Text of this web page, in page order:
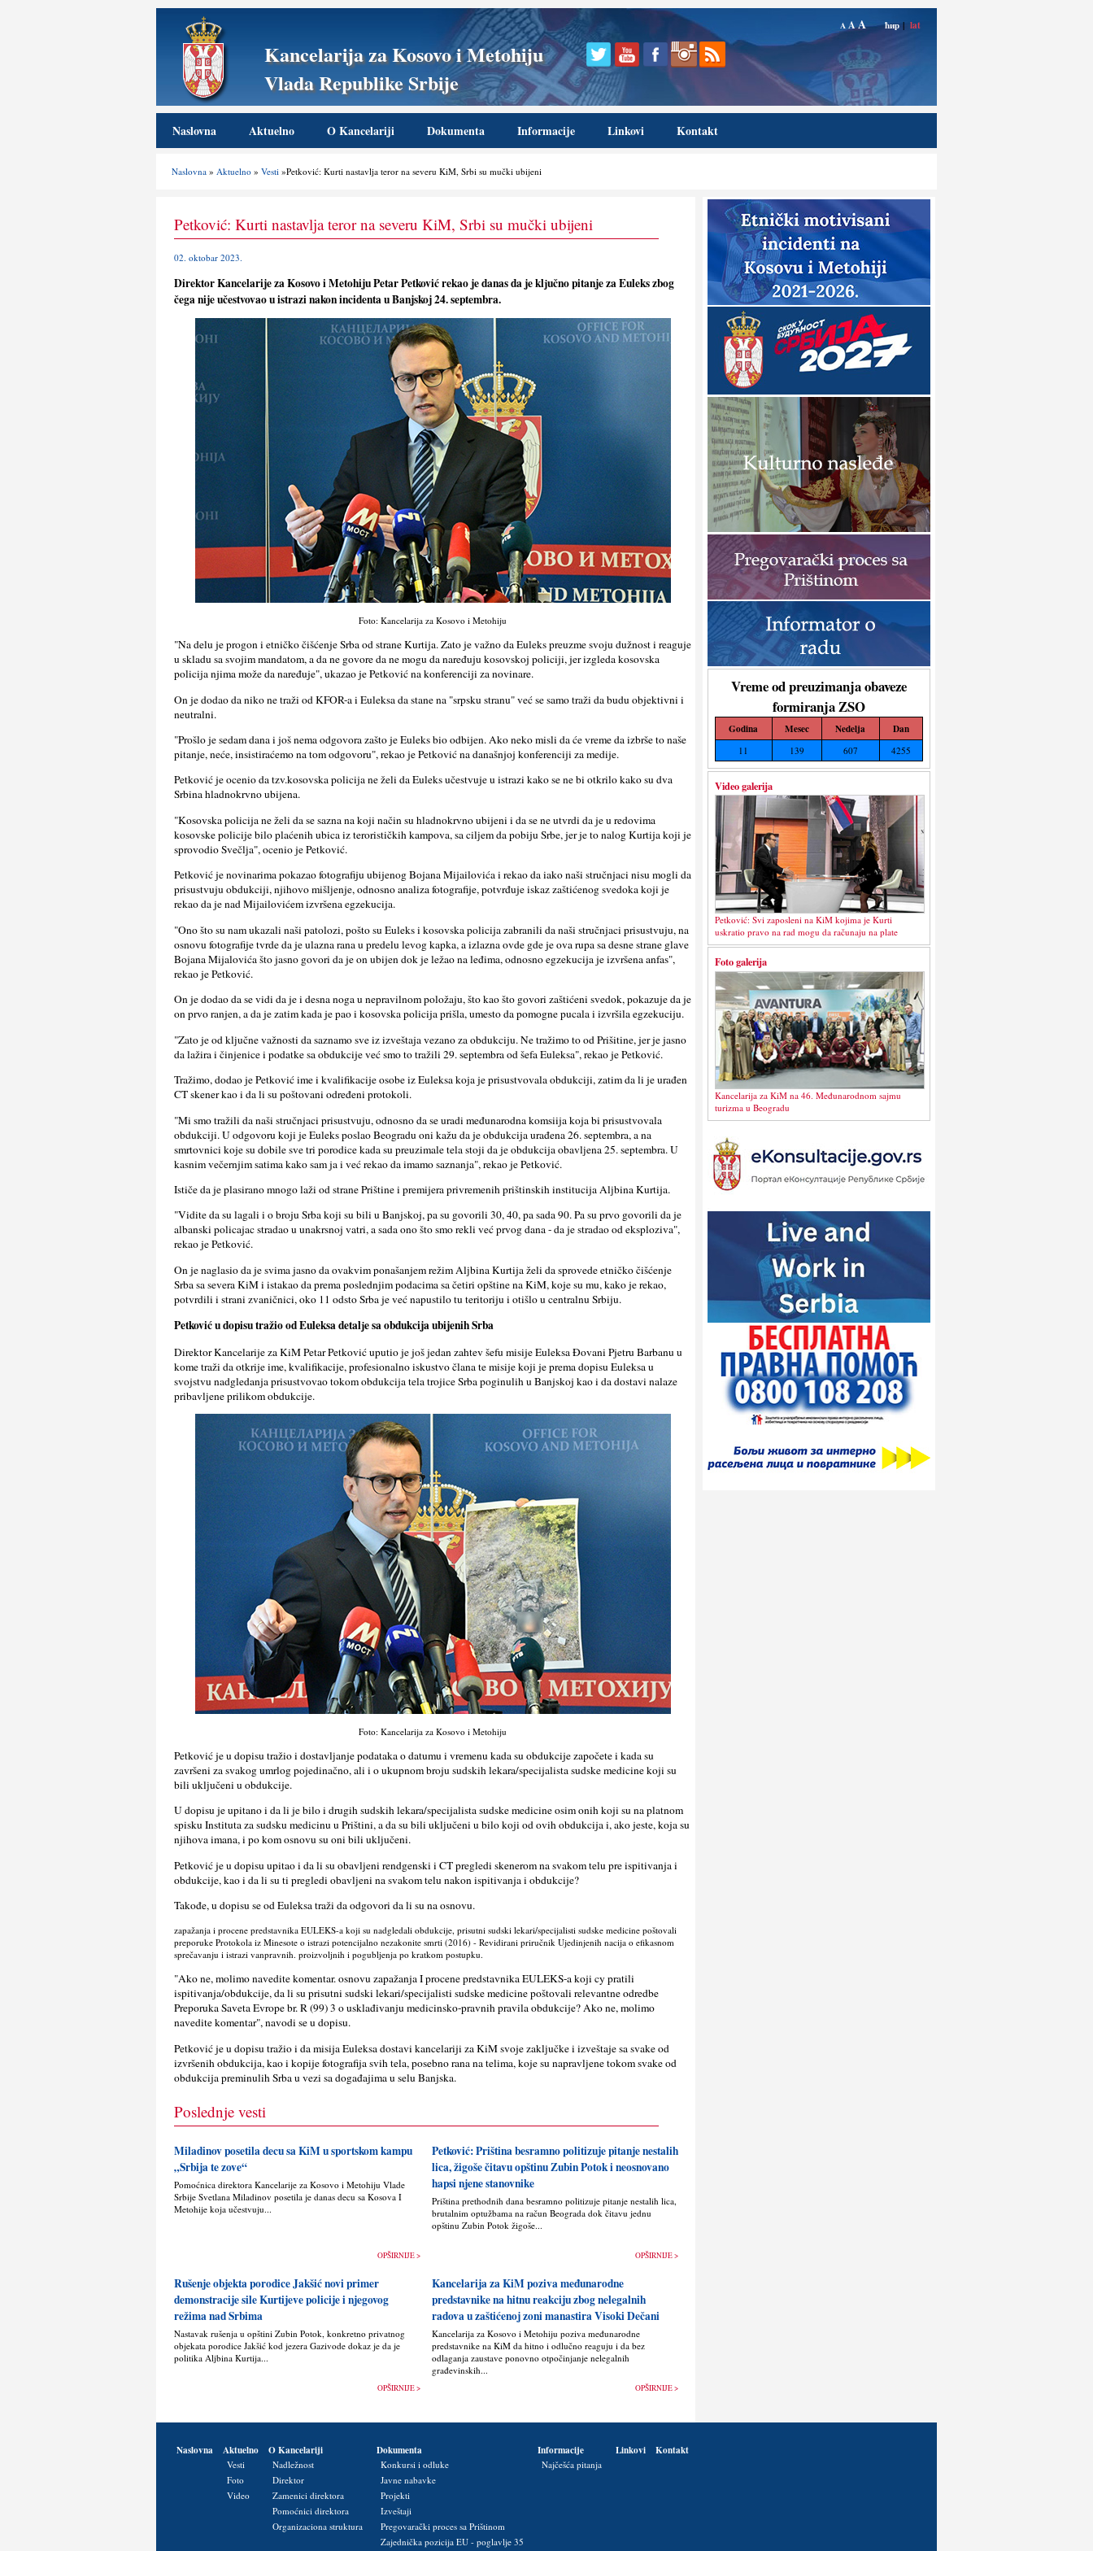
Kancelarija za Kosovo i Metohiju
Vlada Republike Srbije
A AA ћир | lat
Naslovna Aktuelno O Kancelariji Dokumenta Informacije Linkovi Kontakt
Naslovna »Aktuelno »Vesti »Petković: Kurti nastavlјa teror na severu KiM, Srbi su mučki ubijeni
Vreme od preuzimanja obaveze
formiranja ZSO
Godina Mesec Nedelja Dan
11 139 607 4255
Video galerija
Petković: Svi zaposleni na KiM kojima je Kurti
uskratio pravo na rad mogu da računaju na plate
Foto galerija
Kancelarija za KiM na 46. Međunarodnom sajmu
turizma u Beogradu
Petković: Kurti nastavlјa teror na severu KiM, Srbi su mučki ubijeni
02. oktobar 2023.
Direktor Kancelarije za Kosovo i Metohiju Petar Petković rekao je danas da je klјučno pitanje za Euleks zbog
čega nije učestvovao u istrazi nakon incidenta u Banjskoj 24. septembra.
Foto: Kancelarija za Kosovo i Metohiju
"Na delu je progon i etničko čišćenje Srba od strane Kurtija. Zato je važno da Euleks preuzme svoju dužnost i reaguje
u skladu sa svojim mandatom, a da ne govore da ne mogu da naređuju kosovskoj policiji, jer izgleda kosovska
policija njima može da naređuje", ukazao je Petković na konferenciji za novinare.
On je dodao da niko ne traži od KFOR-a i Euleksa da stane na "srpsku stranu" već se samo traži da budu objektivni i
neutralni.
"Prošlo je sedam dana i još nema odgovora zašto je Euleks bio odbijen. Ako neko misli da će vreme da izbrše to naše
pitanje, neće, insistiraćemo na tom odgovoru", rekao je Petković na današnjoj konferenciji za medije.
Petković je ocenio da tzv.kosovska policija ne želi da Euleks učestvuje u istrazi kako se ne bi otkrilo kako su dva
Srbina hladnokrvno ubijena.
"Kosovska policija ne želi da se sazna na koji način su hladnokrvno ubijeni i da se ne utvrdi da je u redovima
kosovske policije bilo plaćenih ubica iz terorističkih kampova, sa cilјem da pobiju Srbe, jer je to nalog Kurtija koji je
sprovodio Svečlјa", ocenio je Petković.
Petković je novinarima pokazao fotografiju ubijenog Bojana Mijailovića i rekao da iako naši stručnjaci nisu mogli da
prisustvuju obdukciji, njihovo mišlјenje, odnosno analiza fotografije, potvrđuje iskaz zaštićenog svedoka koji je
rekao da je nad Mijailovićem izvršena egzekucija.
"Ono što su nam ukazali naši patolozi, pošto su Euleks i kosovska policija zabranili da naši stručnjaci prisustvuju, na
osnovu fotografije tvrde da je ulazna rana u predelu levog kapka, a izlazna ovde gde je ova rupa sa desne strane glave
Bojana Mijalovića što jasno govori da je on ubijen dok je ležao na leđima, odnosno egzekucija je izvršena anfas",
rekao je Petković.
On je dodao da se vidi da je i desna noga u nepravilnom položaju, što kao što govori zaštićeni svedok, pokazuje da je
on prvo ranjen, a da je zatim kada je pao i kosovska policija prišla, umesto da pomogne pucala i izvršila egzekuciju.
"Zato je od klјučne važnosti da saznamo sve iz izveštaja vezano za obdukciju. Ne tražimo to od Prišitine, jer je jasno
da lažira i činjenice i podatke sa obdukcije već smo to tražili 29. septembra od šefa Euleksa", rekao je Petković.
Tražimo, dodao je Petković ime i kvalifikacije osobe iz Euleksa koja je prisustvovala obdukciji, zatim da li je urađen
CT skener kao i da li su poštovani određeni protokoli.
"Mi smo tražili da naši stručnjaci prisustvuju, odnosno da se uradi međunarodna komsiija koja bi prisustvovala
obdukciji. U odgovoru koji je Euleks poslao Beogradu oni kažu da je obdukcija urađena 26. septembra, a na
smrtovnici koje su dobile sve tri porodice kada su preuzimale tela stoji da je obdukcija obavlјena 25. septembra. U
kasnim večernjim satima kako sam ja i već rekao da imamo saznanja", rekao je Petković.
Ističe da je plasirano mnogo laži od strane Prištine i premijera privremenih prištinskih institucija Alјbina Kurtija.
"Vidite da su lagali i o broju Srba koji su bili u Banjskoj, pa su govorili 30, 40, pa sada 90. Pa su prvo govorili da je
albanski policajac stradao u unakrsnoj vatri, a sada ono što smo rekli već prvog dana - da je stradao od eksploziva",
rekao je Petković.
On je naglasio da je svima jasno da ovakvim ponašanjem režim Alјbina Kurtija želi da sprovede etničko čišćenje
Srba sa severa KiM i istakao da prema poslednjim podacima sa četiri opštine na KiM, koje su mu, kako je rekao,
potvrdili i strani zvaničnici, oko 11 odsto Srba je već napustilo tu teritoriju i otišlo u centralnu Srbiju.
Petković u dopisu tražio od Euleksa detalјe sa obdukcija ubijenih Srba
Direktor Kancelarije za KiM Petar Petković uputio je još jedan zahtev šefu misije Euleksa Đovani Pjetru Barbanu u
kome traži da otkrije ime, kvalifikacije, profesionalno iskustvo člana te misije koji je prema dopisu Euleksa u
svojstvu nadgledanja prisustvovao tokom obdukcija tela trojice Srba poginulih u Banjskoj kao i da dostavi nalaze
pribavlјene prilikom obdukcije.
Foto: Kancelarija za Kosovo i Metohiju
Petković je u dopisu tražio i dostavlјanje podataka o datumu i vremenu kada su obdukcije započete i kada su
završeni za svakog umrlog pojedinačno, ali i o ukupnom broju sudskih lekara/specijalista sudske medicine koji su
bili uklјučeni u obdukcije.
U dopisu je upitano i da li je bilo i drugih sudskih lekara/specijalista sudske medicine osim onih koji su na platnom
spisku Instituta za sudsku medicinu u Prištini, a da su bili uklјučeni u bilo koji od ovih obdukcija i, ako jeste, koja su
njihova imana, i po kom osnovu su oni bili uklјučeni.
Petković je u dopisu upitao i da li su obavlјeni rendgenski i CT pregledi skenerom na svakom telu pre ispitivanja i
obdukcije, kao i da li su ti pregledi obavlјeni na svakom telu nakon ispitivanja i obdukcije?
Takođe, u dopisu se od Euleksa traži da odgovori da li su na osnovu.
zapažanja i procene predstavnika EULEKS-a koji su nadgledali obdukcije, prisutni sudski lekari/specijalisti sudske medicine poštovali
preporuke Protokola iz Minesote o istrazi potencijalno nezakonite smrti (2016) - Revidirani priručnik Ujedinjenih nacija o efikasnom
sprečavanju i istrazi vanpravnih. proizvolјnih i pogublјenja po kratkom postupku.
"Ako ne, molimo navedite komentar. osnovu zapažanja I procene predstavnika EULEKS-a koji cy pratili
ispitivanja/obdukcije, da li su prisutni sudski lekari/specijalisti sudske medicine poštovali relevantne odredbe
Preporuka Saveta Evrope br. R (99) 3 o usklađivanju medicinsko-pravnih pravila obdukcije? Ako ne, molimo
navedite komentar", navodi se u dopisu.
Petković je u dopisu tražio i da misija Euleksa dostavi kancelariji za KiM svoje zaklјučke i izveštaje sa svake od
izvršenih obdukcija, kao i kopije fotografija svih tela, posebno rana na telima, koje su napravlјene tokom svake od
obdukcija preminulih Srba u vezi sa događajima u selu Banjska.
Poslednje vesti
Miladinov posetila decu sa KiM u sportskom kampu
„Srbija te zove“
Pomoćnica direktora Kancelarije za Kosovo i Metohiju Vlade
Srbije Svetlana Miladinov posetila je danas decu sa Kosova I
Metohije koja učestvuju...
OPŠIRNIJE >
Petković: Priština besramno politizuje pitanje nestalih
lica, žigoše čitavu opštinu Zubin Potok i neosnovano
hapsi njene stanovnike
Priština prethodnih dana besramno politizuje pitanje nestalih lica,
brutalnim optužbama na račun Beograda dok čitavu jednu
opštinu Zubin Potok žigoše...
OPŠIRNIJE >
Rušenje objekta porodice Jakšić novi primer
demonstracije sile Kurtijeve policije i njegovog
režima nad Srbima
Nastavak rušenja u opštini Zubin Potok, konkretno privatnog
objekata porodice Jakšić kod jezera Gazivode dokaz je da je
politika Alјbina Kurtija...
OPŠIRNIJE >
Kancelarija za KiM poziva međunarodne
predstavnike na hitnu reakciju zbog nelegalnih
radova u zaštićenoj zoni manastira Visoki Dečani
Kancelarija za Kosovo i Metohiju poziva međunarodne
predstavnike na KiM da hitno i odlučno reaguju i da bez
odlaganja zaustave ponovno otpočinjanje nelegalnih
građevinskih...
OPŠIRNIJE >
Naslovna Aktuelno
Vesti
Foto
Video
O Kancelariji
Nadležnost
Direktor
Zamenici direktora
Pomoćnici direktora
Organizaciona struktura
Dokumenta
Konkursi i odluke
Javne nabavke
Projekti
Izveštaji
Pregovarački proces sa Prištinom
Zajednička pozicija EU - poglavlje 35
Informacije
Najčešća pitanja
Linkovi Kontakt